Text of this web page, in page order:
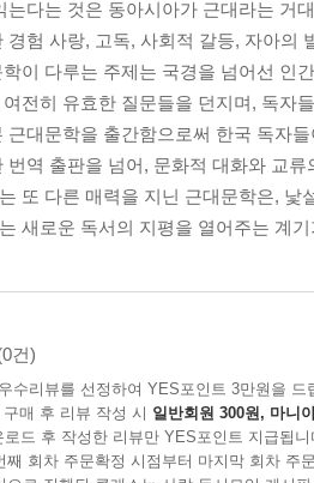
는다는 것은 동아시아가 근대라는 거
경험 사랑, 고독, 사회적 갈등, 자아의
이 다루는 주제는 국경을 넘어선 인
여전히 유효한 질문들을 던지며, 독자
근대문학을 출간함으로써 한국 독자
번역 출판을 넘어, 문화적 대화와 교
또 다른 매력을 지닌 근대문학은, 낯
새로운 독서의 지평을 열어주는 계
건)
수리뷰를 선정하여 YES포인트 3만원을 드
매 후 리뷰 작성 시 일반회원 300원, 마니
로드 후 작성한 리뷰만 YES포인트 지급됩니
째 회차 주문확정 시점부터 마지막 회차 주